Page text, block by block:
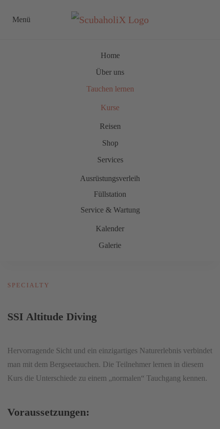
Menü
Home
Über uns
Tauchen lernen
Kurse
Reisen
Shop
Services
Ausrüstungsverleih
Füllstation
Service & Wartung
Kalender
Galerie
SPECIALTY
SSI Altitude Diving
Hervorragende Sicht und ein einzigartiges Naturerlebnis verbindet
man mit dem Bergseetauchen. Die Teilnehmer lernen in diesem
Kurs die Unterschiede zu einem „normalen“ Tauchgang kennen.
Voraussetzungen: